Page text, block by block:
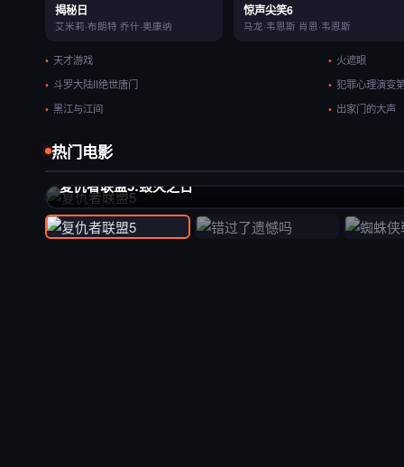
揭秘日
艾米莉·布朗特 乔什·奥康纳
惊声尖笑6
马龙·韦恩斯 肖恩·韦恩斯
天才游戏
火遮眼
斗罗大陆II绝世唐门
犯罪心理演变
黑江与江间
出家门的大声
热门电影
推荐
复仇者联盟5:毁灭之日